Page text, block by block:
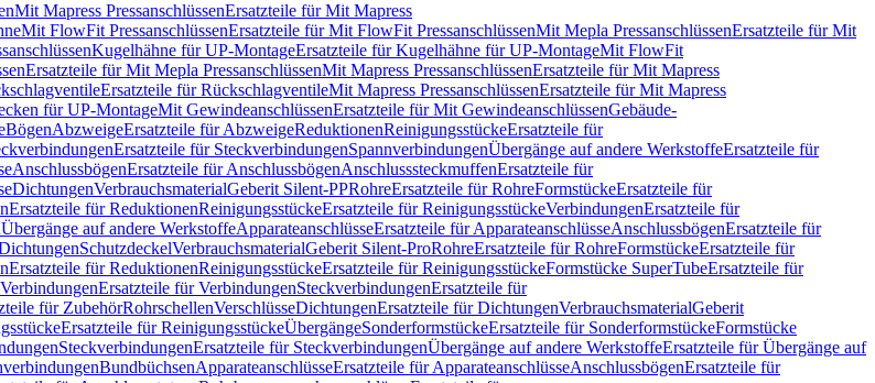
Mit Mapress PressanschlüssenErsatzteile für Mit Mapress
Mit FlowFit PressanschlüssenErsatzteile für Mit FlowFit PressanschlüssenMit Mepla PressanschlüssenErsatzteile für Mit
Kugelhähne für UP-MontageErsatzteile für Kugelhähne für UP-MontageMit FlowFit
Ersatzteile für Mit Mepla PressanschlüssenMit Mapress PressanschlüssenErsatzteile für Mit Mapress
Ersatzteile für RückschlagventileMit Mapress PressanschlüssenErsatzteile für Mit Mapress
für UP-MontageMit GewindeanschlüssenErsatzteile für Mit GewindeanschlüssenGebäude-
BögenAbzweigeErsatzteile für AbzweigeReduktionenReinigungsstückeErsatzteile für
Ersatzteile für SteckverbindungenSpannverbindungenÜbergänge auf andere WerkstoffeErsatzteile für
AnschlussbögenErsatzteile für AnschlussbögenAnschlusssteckmuffenErsatzteile für
DichtungenVerbrauchsmaterialGeberit Silent-PPRohreErsatzteile für RohreFormstückeErsatzteile für
Ersatzteile für ReduktionenReinigungsstückeErsatzteile für ReinigungsstückeVerbindungenErsatzteile für
Übergänge auf andere WerkstoffeApparateanschlüsseErsatzteile für ApparateanschlüsseAnschlussbögenErsatzteile für
SchutzdeckelVerbrauchsmaterialGeberit Silent-ProRohreErsatzteile für RohreFormstückeErsatzteile für
Ersatzteile für ReduktionenReinigungsstückeErsatzteile für ReinigungsstückeFormstücke SuperTubeErsatzteile für
VerbindungenErsatzteile für VerbindungenSteckverbindungenErsatzteile für
für ZubehörRohrschellenVerschlüsseDichtungenErsatzteile für DichtungenVerbrauchsmaterialGeberit
Ersatzteile für ReinigungsstückeÜbergängeSonderformstückeErsatzteile für SonderformstückeFormstücke
SteckverbindungenErsatzteile für SteckverbindungenÜbergänge auf andere WerkstoffeErsatzteile für Übergänge auf
BundbüchsenApparateanschlüsseErsatzteile für ApparateanschlüsseAnschlussbögenErsatzteile für